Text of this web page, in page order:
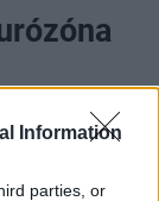
Information
parties, or